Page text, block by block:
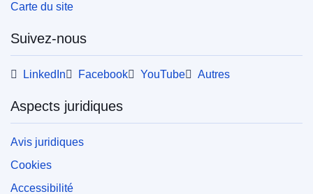
Carte du site
Suivez-nous
LinkedIn Facebook YouTube Autres
Aspects juridiques
Avis juridiques
Cookies
Accessibilité